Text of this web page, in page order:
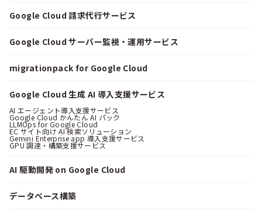
Google Cloud 請求代行サービス
Google Cloud サーバー監視・運用サービス
migrationpack for Google Cloud
Google Cloud 生成 AI 導入支援サービス
AI エージェント導入支援サービス
Google Cloud かんたん AI パック
LLMOps for Google Cloud
EC サイト向け AI 検索ソリューション
Gemini Enterprise app 導入支援サービス
GPU 調達・構築支援サービス
AI 駆動開発 on Google Cloud
データベース構築